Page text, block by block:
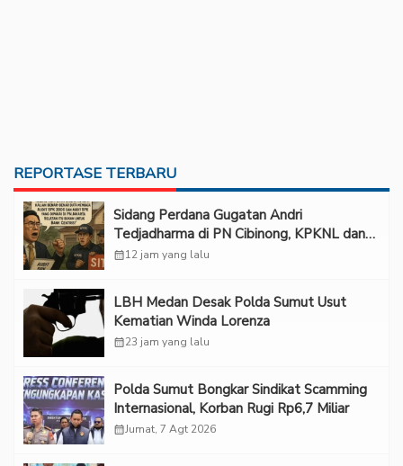
REPORTASE TERBARU
Sidang Perdana Gugatan Andri
Tedjadharma di PN Cibinong, KPKNL dan
PUPN Mangkir
calendar_month12 jam yang lalu
LBH Medan Desak Polda Sumut Usut
Kematian Winda Lorenza
calendar_month23 jam yang lalu
Polda Sumut Bongkar Sindikat Scamming
Internasional, Korban Rugi Rp6,7 Miliar
calendar_monthJumat, 7 Agt 2026